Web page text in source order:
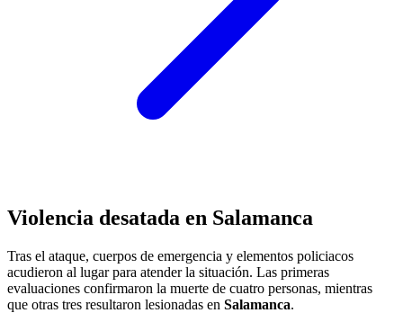
Violencia desatada en Salamanca
Tras el ataque, cuerpos de emergencia y elementos policiacos
acudieron al lugar para atender la situación. Las primeras
evaluaciones confirmaron la muerte de cuatro personas, mientras
que otras tres resultaron lesionadas en Salamanca.